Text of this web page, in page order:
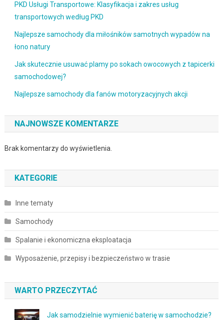
PKD Usługi Transportowe: Klasyfikacja i zakres usług
transportowych według PKD
Najlepsze samochody dla miłośników samotnych wypadów na
łono natury
Jak skutecznie usuwać plamy po sokach owocowych z tapicerki
samochodowej?
Najlepsze samochody dla fanów motoryzacyjnych akcji
NAJNOWSZE KOMENTARZE
Brak komentarzy do wyświetlenia.
KATEGORIE
Inne tematy
Samochody
Spalanie i ekonomiczna eksploatacja
Wyposażenie, przepisy i bezpieczeństwo w trasie
WARTO PRZECZYTAĆ
Jak samodzielnie wymienić baterię w samochodzie?